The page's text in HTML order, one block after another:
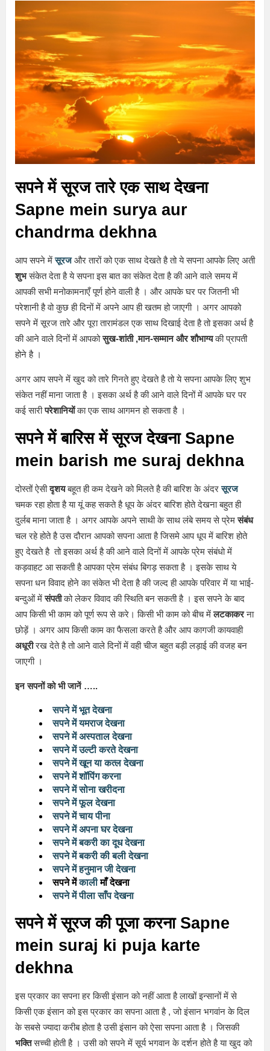
सपने में सूरज तारे एक साथ देखना
Sapne mein surya aur
chandrma dekhna
आप सपने मेंसूरजऔर तारों को एक साथ देखते है तो ये सपना आपके लिए अती
शुभसंकेत देता है ये सपना इस बात का संकेत देता है की आने वाले समय में
आपकी सभी मनोकामनाएँ पूर्ण होने वाली है । और आपके घर पर जितनी भी
परेशानी है वो कुछ ही दिनों में अपने आप ही खतम हो जाएगी । अगर आपको
सपने में सूरज तारे और पूरा तारामंडल एक साथ दिखाई देता है तो इसका अर्थ है
की आने वाले दिनों में आपकोसुख-शांती ,मान-सम्मान और शौभाग्यकी प्रापती
होने है ।
अगर आप सपने में खुद को तारे गिनते हुए देखते है तो ये सपना आपके लिए शुभ
संकेत नहीं माना जाता है । इसका अर्थ है की आने वाले दिनों में आपके घर पर
कई सारीपरेशानियोंका एक साथ आगमन हो सकता है ।
सपने में बारिस में सूरज देखना Sapne
mein barish me suraj dekhna
दोस्तों ऐसीदृशयबहूत ही कम देखने को मिलते है की बारिश के अंदरसूरज
चमक रहा होता है या यूं कह सकते है धूप के अंदर बारिश होते देखना बहुत ही
दुर्लब माना जाता है । अगर आपके अपने साथी के साथ लंबे समय से प्रेमसंबंध
चल रहे होते है उस दौरान आपको सपना आता है जिसमे आप धूप में बारिश होते
हुए देखते है तो इसका अर्थ है की आने वाले दिनों में आपके प्रेम संबंधो में
कड़वाहट आ सकती है आपका प्रेम संबंध बिगड़ सकता है । इसके साथ ये
सपना धन विवाद होने का संकेत भी देता है की जल्द ही आपके परिवार में या भाई-
बन्दुओं मेंसंपतीको लेकर विवाद की स्थिति बन सकती है । इस सपने के बाद
आप किसी भी काम को पूर्ण रूप से करे। किसी भी काम को बीच मेंलटकाकरना
छोड़ें । अगर आप किसी काम का फैसला करते है और आप कागजी कायवाही
अधूरीरख देते है तो आने वाले दिनों में वही चीज बहुत बड़ी लड़ाई की वजह बन
जाएगी ।
इन सपनों को भी जानें …..
सपने में भूत देखना
सपने में यमराज देखना
सपने में अस्पताल देखना
सपने में उल्टी करते देखना
सपने में खून या कत्ल देखना
सपने में शॉपिंग करना
सपने में सोना खरीदना
सपने में फूल देखना
सपने में चाय पीना
सपने में अपना घर देखना
सपने में बकरी का दूध देखना
सपने में बकरी की बली देखना
सपने में हनुमान जी देखना
सपने मेंकालीमाँ देखना
सपने में पीला साँप देखना
सपने में सूरज की पूजा करना Sapne
mein suraj ki pujakarte
dekhna
इस प्रकार का सपना हर किसी इंसान को नहीं आता है लाखों इन्सानों में से
किसी एक इंसान को इस प्रकार का सपना आता है , जो इंसान भगवांन के दिल
के सबसे ज्यादा करीब होता है उसी इंसान को ऐसा सपना आता है । जिसकी
भक्तिसच्ची होती है । उसी को सपने में सूर्य भगवान के दर्शन होते है या खुद को